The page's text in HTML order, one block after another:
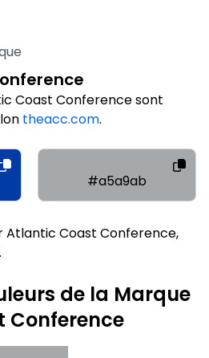
Coast Conference sont
theacc.com.
#a5a9ab
Atlantic Coast Conference,
.
de la Marque
Conference